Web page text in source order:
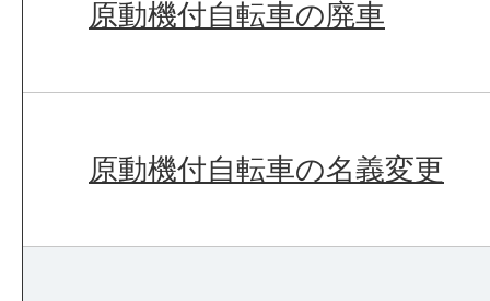
原動機付自転車の廃車
原動機付自転車の名義変更